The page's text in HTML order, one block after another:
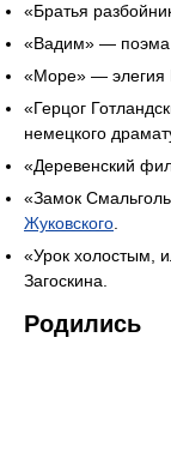
«Братья
«Вадим» — поэма
«Море» — элегия
«Герцог
немецкого
«Деревенский
«Замок
Жуковского
«Урок холостым,
Загоскина.
Родились